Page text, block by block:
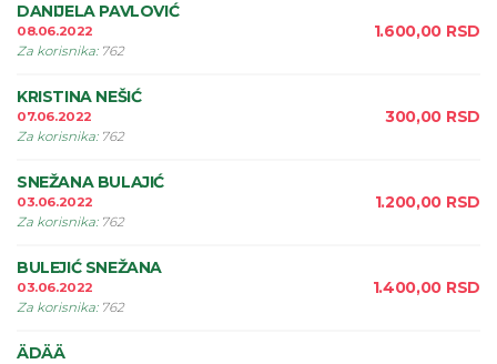
DANIJELA PAVLOVIĆ
08.06.2022
Za korisnika: 762
1.600,00 RSD
KRISTINA NEŠIĆ
07.06.2022
Za korisnika: 762
300,00 RSD
SNEŽANA BULAJIĆ
03.06.2022
Za korisnika: 762
1.200,00 RSD
BULEJIĆ SNEŽANA
03.06.2022
Za korisnika: 762
1.400,00 RSD
ÄDÄÄ